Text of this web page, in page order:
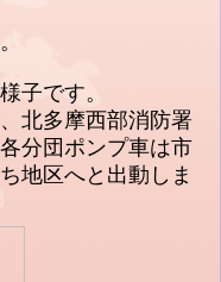
子です。
北多摩西部消防署
分団ポンプ車は市
地区へと出動しま